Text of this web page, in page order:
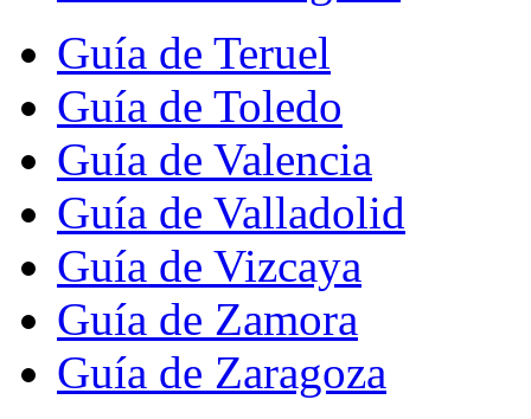
Guía de Teruel
Guía de Toledo
Guía de Valencia
Guía de Valladolid
Guía de Vizcaya
Guía de Zamora
Guía de Zaragoza